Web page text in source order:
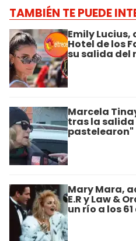
TAMBIÉN TE PUEDE
Emily
Hotel de los
su salida del
Marcela
tras la salida
pastelearon"
Mary Mara,
E.R y Law &
un río a los